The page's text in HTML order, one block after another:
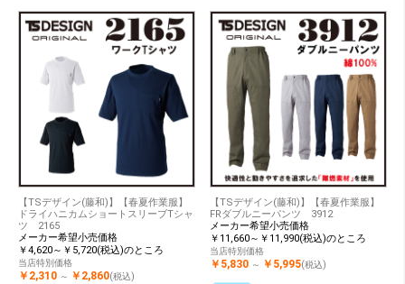
【TSデザイン(藤和)】【春夏作業服】
ドライハニカムショートスリーブTシャ
ツ 2165
メーカー希望小売価格
￥4,620～￥5,720(税込)のところ
当店特別価格
￥2,310 ～ ￥2,860(税込)
【TSデザイン(藤和)】【春夏作業服】
FRダブルニーパンツ 3912
メーカー希望小売価格
￥11,660～￥11,990(税込)のところ
当店特別価格
￥5,830 ～ ￥5,995(税込)